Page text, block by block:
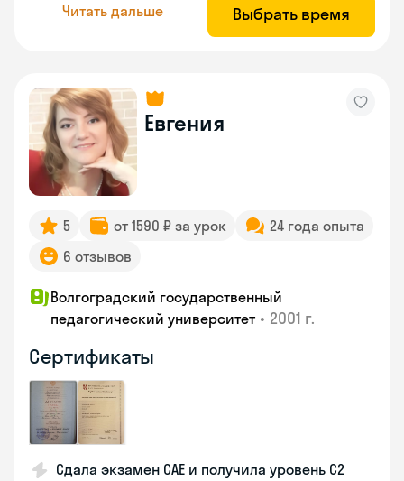
Читать дальше Выбрать время
Евгения
5 от 1590 ₽ за урок
24 года опыта
6 отзывов
Волгоградский государственный
педагогический университет • 2001 г.
Сертификаты
Сдала экзамен CAE и получила уровень С2